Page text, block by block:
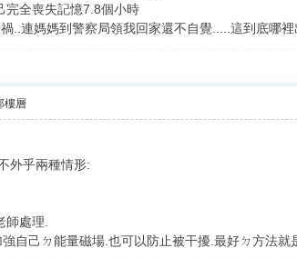
完全喪失記憶7.8個小時
..連媽媽到警察局領我回家還不自覺.....這到底哪
樓層
外乎兩種情形:
處理.
自己ㄉ能量磁場.也可以防止被干擾.最好ㄉ方法